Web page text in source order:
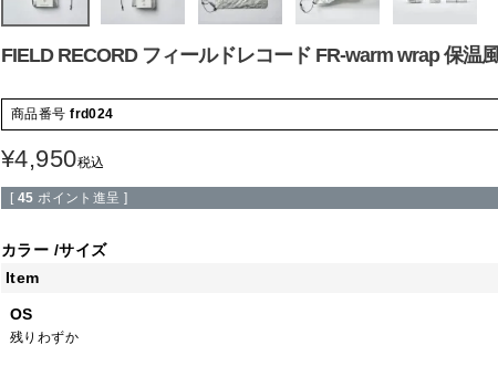
FIELD RECORD フィールドレコード FR-warm wrap 保温
商品番号 frd024
¥4,950税込
[ 45 ポイント進呈 ]
カラー サイズ
Item
OS
残りわずか